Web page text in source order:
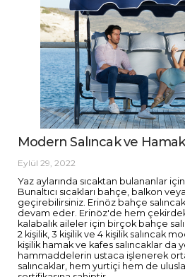
Modern Salıncak ve
Eylül 29, 2022
Yaz aylarında sıcaktan bulananlar
Bunaltıcı sıcakları bahçe, balkon
geçirebilirsiniz. Erinöz bahçe
devam eder. Erinöz'de hem
kalabalık aileler için birçok bahçe
2 kişilik, 3 kişilik ve 4 kişilik salıncak
kişilik hamak ve kafes salıncaklar da
hammaddelerin ustaca işlenerek
salıncaklar, hem yurtiçi hem de